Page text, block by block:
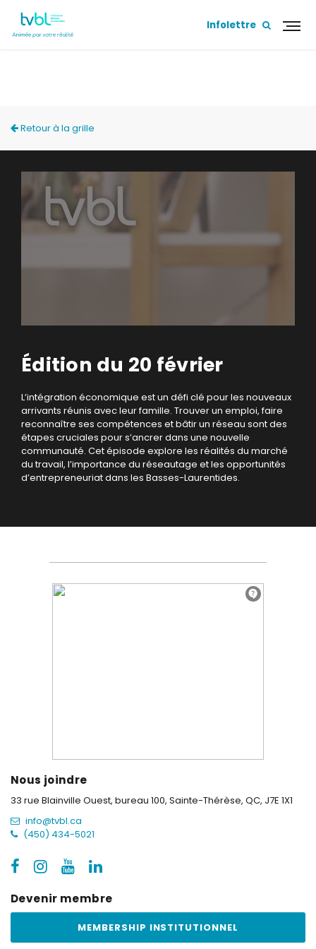
Infolettre
Retour à la grille
Édition du 20 février
L’intégration économique est un défi clé pour les nouveaux
arrivants réunis avec leur famille. Trouver un emploi, faire
reconnaître ses compétences et bâtir un réseau sont des
étapes cruciales pour s’ancrer dans une nouvelle
communauté. Cet épisode explore les réalités du marché
du travail, l’importance du réseautage et les opportunités
d’entrepreneuriat dans les Basses-Laurentides.
Nous joindre
33 rue Blainville Ouest, bureau 100, Sainte-Thérèse, QC, J7E 1X1
info@tvbl.ca
(450) 434-5021
Devenir membre
MEMBERSHIP INSTITUTIONNEL